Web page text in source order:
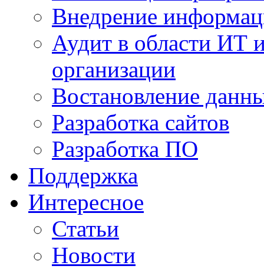
Внедрение
Аудит в области ИТ
организации
Востановление
Разработка сайтов
Разработка ПО
Поддержка
Интересное
Статьи
Новости